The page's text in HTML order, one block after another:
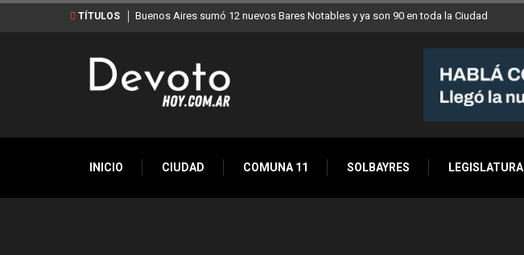
TÍTULOS Buenos Aires sumó 12 nuevos Bares Notables y ya son 90 en toda la Ciudad
INICIO CIUDAD COMUNA 11 SOLBAYRES LEGISLATURA